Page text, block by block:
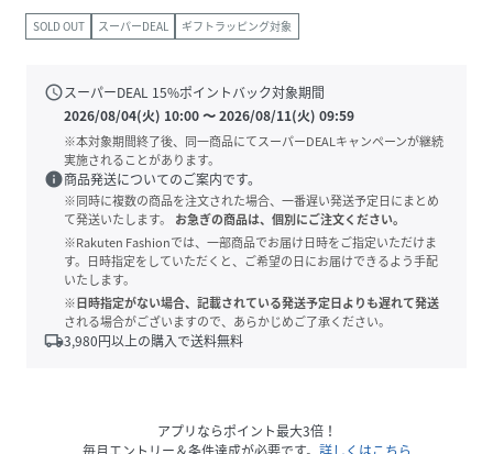
SOLD OUT スーパーDEAL ギフトラッピング対象
scheduleスーパーDEAL 15%ポイントバック対象期間
2026/08/04(火) 10:00〜2026/08/11(火) 09:59
※本対象期間終了後、同一商品にてスーパーDEALキャンペーンが継続
実施されることがあります。
info商品発送についてのご案内です。
※同時に複数の商品を注文された場合、一番遅い発送予定日にまとめ
て発送いたします。
お急ぎの商品は、個別にご注文ください。
※Rakuten Fashionでは、一部商品でお届け日時をご指定いただけま
す。日時指定をしていただくと、ご希望の日にお届けできるよう手配
いたします。
※日時指定がない場合、記載されている発送予定日よりも遅れて発送
される場合がございますので、あらかじめご了承ください。
local_shipping3,980円以上の購入で送料無料
アプリならポイント最大3倍！